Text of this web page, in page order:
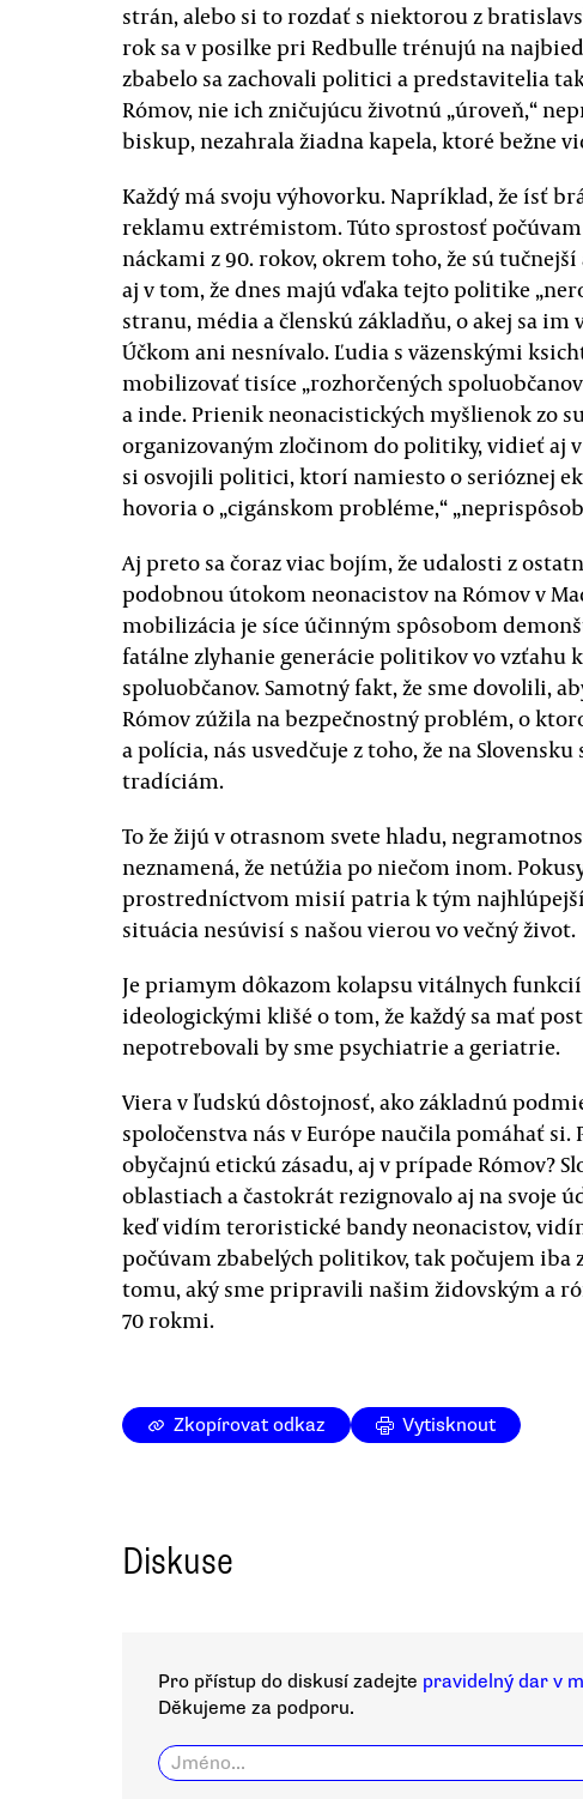
strán, alebo si to rozdať s niektorou z
rok sa v posilke pri Redbulle trénujú na
zbabelo sa zachovali politici a predstavitelia
Rómov, nie ich zničujúcu životnú „úroveň,“
biskup, nezahrala žiadna kapela, ktoré bežne
Každý má svoju výhovorku. Napríklad, že ísť
reklamu extrémistom. Túto sprostosť
náckami z 90. rokov, okrem toho, že sú
aj v tom, že dnes majú vďaka tejto politike
stranu, média a členskú základňu, o akej sa im
Účkom ani nesnívalo. Ľudia s väzenskými
mobilizovať tisíce „rozhorčených
a inde. Prienik neonacistických myšlienok zo
organizovaným zločinom do politiky, vidieť aj
si osvojili politici, ktorí namiesto o serióznej
hovoria o „cigánskom probléme,“
Aj preto sa čoraz viac bojím, že udalosti z
podobnou útokom neonacistov na Rómov v
mobilizácia je síce účinným spôsobom
fatálne zlyhanie generácie politikov vo vzťahu
spoluobčanov. Samotný fakt, že sme dovolili,
Rómov zúžila na bezpečnostný problém, o
a polícia, nás usvedčuje z toho, že na
tradíciám.
To že žijú v otrasnom svete hladu,
neznamená, že netúžia po niečom inom.
prostredníctvom misií patria k tým
situácia nesúvisí s našou vierou vo večný život.
Je priamym dôkazom kolapsu vitálnych
ideologickými klišé o tom, že každý sa mať
nepotrebovali by sme psychiatrie a geriatrie.
Viera v ľudskú dôstojnosť, ako základnú
spoločenstva nás v Európe naučila pomáhať
obyčajnú etickú zásadu, aj v prípade Rómov?
oblastiach a častokrát rezignovalo aj na svoje
keď vidím teroristické bandy neonacistov,
počúvam zbabelých politikov, tak počujem iba
tomu, aký sme pripravili našim židovským a
70 rokmi.
Zkopírovat odkaz Vytisknout
Diskuse
Pro přístup do diskusí zadejte pravidelný dar v
Děkujeme za podporu.